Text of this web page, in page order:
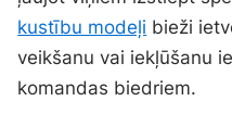
kustību modeļi bieži
veikšanu vai iekļūšanu
komandas biedriem.